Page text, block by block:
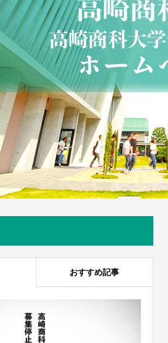
おすすめ記事